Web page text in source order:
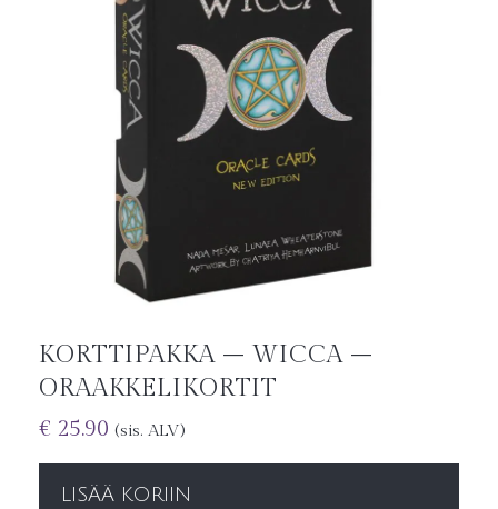
KORTTIPAKKA – WICCA –
ORAAKKELIKORTIT
€ 25.90 (sis. ALV)
LISÄÄ KORIIN